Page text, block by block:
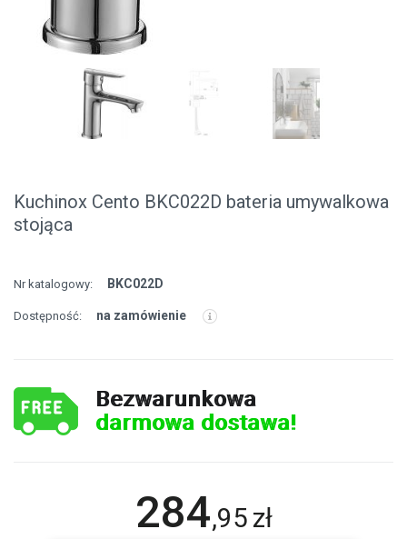
Kuchinox Cento BKC022D bateria umywalkowa
stojąca
Nr katalogowy: BKC022D
Dostępność: na zamówienie
Bezwarunkowa
darmowa dostawa!
284,95 zł